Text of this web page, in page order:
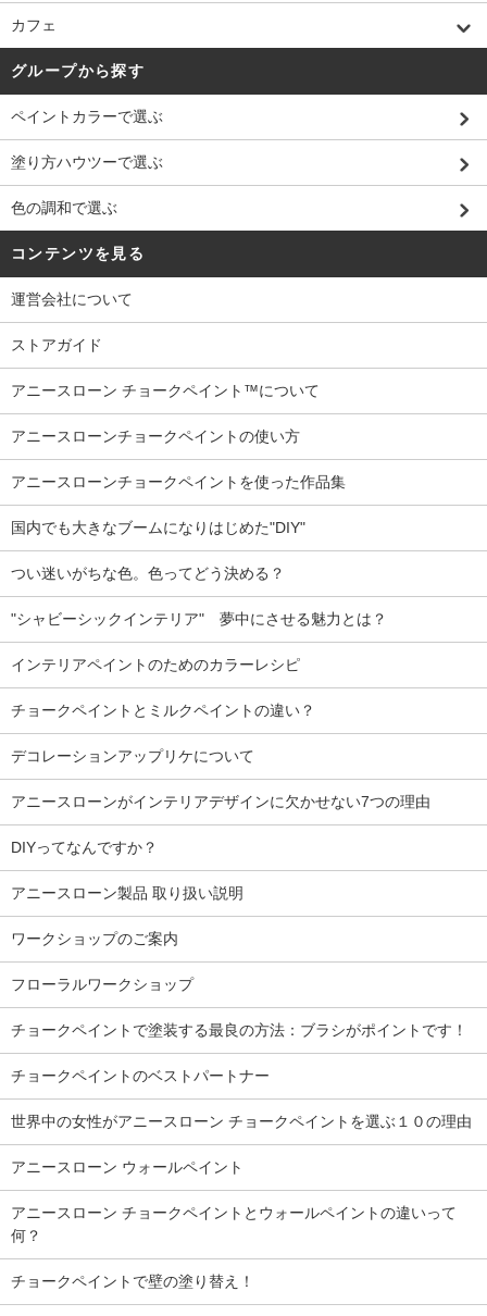
カフェ
グループから探す
ペイントカラーで選ぶ
塗り方ハウツーで選ぶ
色の調和で選ぶ
コンテンツを見る
運営会社について
ストアガイド
アニースローン チョークペイント™について
アニースローンチョークペイントの使い方
アニースローンチョークペイントを使った作品集
国内でも大きなブームになりはじめた"DIY"
つい迷いがちな色。色ってどう決める？
"シャビーシックインテリア" 夢中にさせる魅力とは？
インテリアペイントのためのカラーレシピ
チョークペイントとミルクペイントの違い？
デコレーションアップリケについて
アニースローンがインテリアデザインに欠かせない7つの理由
DIYってなんですか？
アニースローン製品 取り扱い説明
ワークショップのご案内
フローラルワークショップ
チョークペイントで塗装する最良の方法：ブラシがポイントです！
チョークペイントのベストパートナー
世界中の女性がアニースローン チョークペイントを選ぶ１０の理由
アニースローン ウォールペイント
アニースローン チョークペイントとウォールペイントの違いって
何？
チョークペイントで壁の塗り替え！